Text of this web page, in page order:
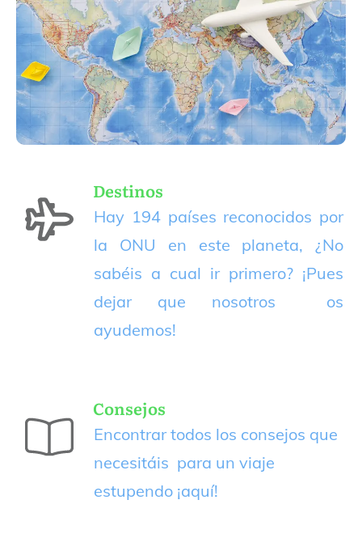
Destinos
Hay 194 países reconocidos por
la ONU en este planeta, ¿No
sabéis a cual ir primero? ¡Pues
dejar que nosotros os
ayudemos!
Consejos
Encontrar todos los consejos que
necesitáis para un viaje
estupendo ¡aquí!